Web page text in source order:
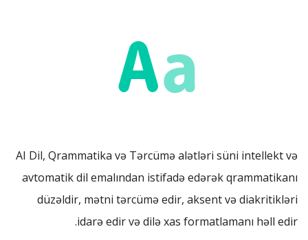
AI Dil, Qrammatika və Tərcümə alətləri süni intellekt və
avtomatik dil emalından istifadə edərək qrammatikanı
düzəldir, mətni tərcümə edir, aksent və diakritikləri
idarə edir və dilə xas formatlamanı həll edir.